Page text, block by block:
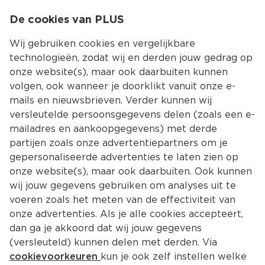
Kies jouw
Conserveren kun je leren: tips van
een chefkok
De cookies van PLUS
Wij gebruiken cookies en vergelijkbare
technologieën, zodat wij en derden jouw gedrag op
onze website(s), maar ook daarbuiten kunnen
volgen, ook wanneer je doorklikt vanuit onze e-
mails en nieuwsbrieven. Verder kunnen wij
versleutelde persoonsgegevens delen (zoals een e-
mailadres en aankoopgegevens) met derde
partijen zoals onze advertentiepartners om je
gepersonaliseerde advertenties te laten zien op
onze website(s), maar ook daarbuiten. Ook kunnen
wij jouw gegevens gebruiken om analyses uit te
voeren zoals het meten van de effectiviteit van
onze advertenties. Als je alle cookies accepteert,
dan ga je akkoord dat wij jouw gegevens
(versleuteld) kunnen delen met derden. Via
cookievoorkeuren kun je ook zelf instellen welke